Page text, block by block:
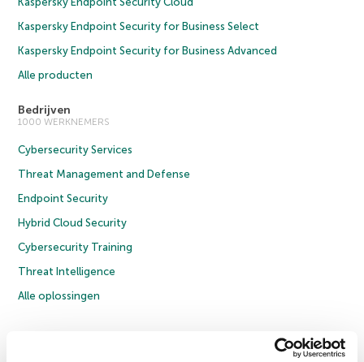
Kaspersky Endpoint Security for Business Select
Kaspersky Endpoint Security for Business Advanced
Alle producten
Bedrijven
1000 WERKNEMERS
Cybersecurity Services
Threat Management and Defense
Endpoint Security
Hybrid Cloud Security
Cybersecurity Training
Threat Intelligence
Alle oplossingen
Privacybeleid
Licentieovereenkomst B2B